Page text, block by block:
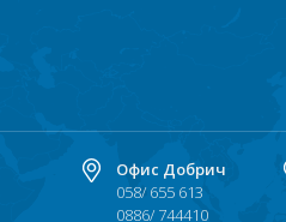
Офис Добрич
058/ 655 613
0886/ 744410